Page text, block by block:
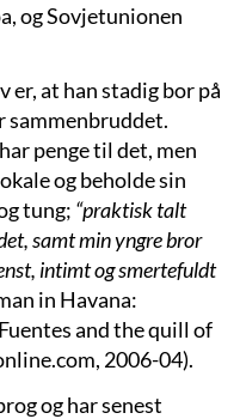
og Sovjetunionen
er, at han stadig bor på
sammenbruddet.
penge til det, men
og beholde sin
tung; “praktisk talt
samt min yngre bror
intimt og smertefuldt
in Havana:
and the quill of
2006-04).
og har senest